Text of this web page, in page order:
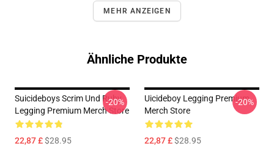
MEHR ANZEIGEN
Ähnliche Produkte
Suicideboys Scrim Und Ruby
Legging Premium Merch Store
22,87 £$28.95
-20%
Uicideboy Legging Premium
Merch Store
22,87 £$28.95
-20%